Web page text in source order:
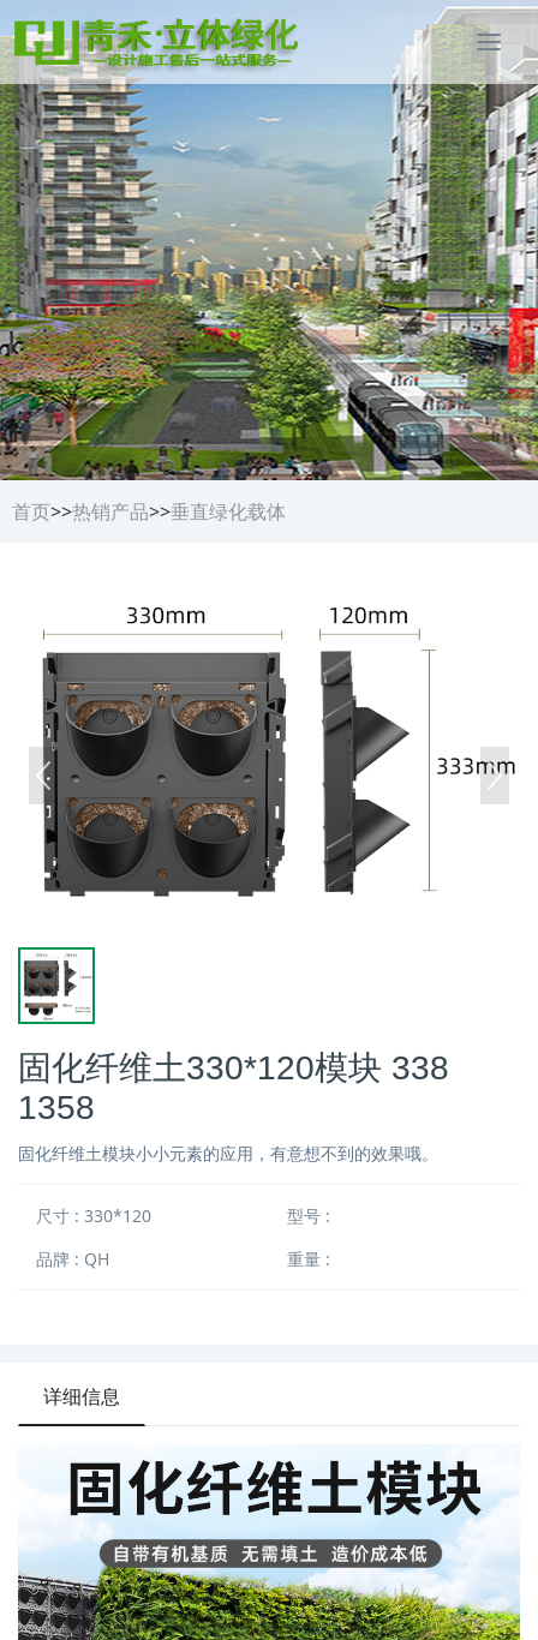
首页>>热销产品>>垂直绿化载体
固化纤维土330*120模块 338
1358
固化纤维土模块小小元素的应用，有意想不到的效果哦。
尺寸 : 330*120
型号 :
品牌 : QH
重量 :
详细信息